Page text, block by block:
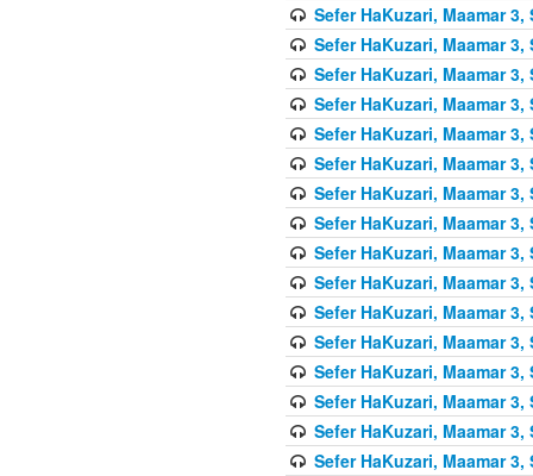
Sefer HaKuzari, Maamar 3,
Sefer HaKuzari, Maamar 3,
Sefer HaKuzari, Maamar 3,
Sefer HaKuzari, Maamar 3,
Sefer HaKuzari, Maamar 3,
Sefer HaKuzari, Maamar 3,
Sefer HaKuzari, Maamar 3,
Sefer HaKuzari, Maamar 3,
Sefer HaKuzari, Maamar 3,
Sefer HaKuzari, Maamar 3,
Sefer HaKuzari, Maamar 3,
Sefer HaKuzari, Maamar 3,
Sefer HaKuzari, Maamar 3,
Sefer HaKuzari, Maamar 3,
Sefer HaKuzari, Maamar 3,
Sefer HaKuzari, Maamar 3,